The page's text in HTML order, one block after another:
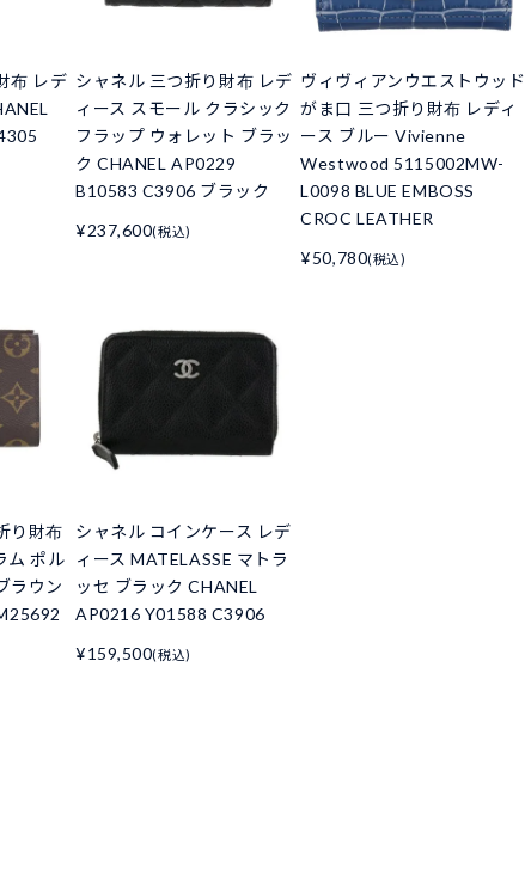
布 レデ シャネル 三つ折り財布 レデ
ィース スモール クラシック
フラップ ウォレット ブラッ
ク CHANEL AP0229
B10583 C3906 ブラック
¥237,600(税込)
ヴィヴィアンウエストウッド
がま口 三つ折り財布 レディ
ース ブルー Vivienne
Westwood 5115002MW-
L0098 BLUE EMBOSS
CROC LEATHER
¥50,780(税込)
り財布
ム ポル
ラウン
シャネル コインケース レデ
ィース MATELASSE マトラ
ッセ ブラック CHANEL
AP0216 Y01588 C3906
¥159,500(税込)